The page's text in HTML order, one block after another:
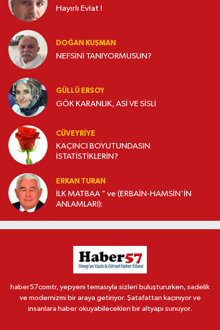
Hayırlı Evlat !
DOĞAN KUŞMAN
NEFSİNİ TANIYORMUSUN?
GÜLLÜ ERSOY
GÖK KARANLIK, ASİ VE SİSLİ
CÜVEYRIYE
KAÇINCI BOYUTUNDASIN
İSTATİSTİKLERİN?
ERKAN TURAN
İLK MATBAA " ve (ERBAİN-HAMSİN'İN
ANLAMLARI):
haber57comtr, yepyeni temasıyla sizleri buluştururken, sadelik
ve modernizmi bir araya getiriyor. Şatafattan kaçınıyor ve
insanlara haber okuyabilecekleri bir altyapı sunuyor.